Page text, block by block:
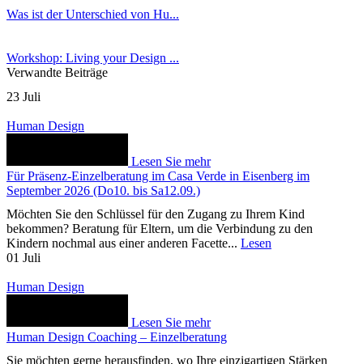
Was ist der Unterschied von Hu...
Workshop: Living your Design ...
Verwandte Beiträge
23 Juli
Human Design
Lesen Sie mehr
Für Präsenz-Einzelberatung im Casa Verde in Eisenberg im
September 2026 (Do10. bis Sa12.09.)
Möchten Sie den Schlüssel für den Zugang zu Ihrem Kind
bekommen? Beratung für Eltern, um die Verbindung zu den
Kindern nochmal aus einer anderen Facette... Lesen
01 Juli
Human Design
Lesen Sie mehr
Human Design Coaching – Einzelberatung
Sie möchten gerne herausfinden, wo Ihre einzigartigen Stärken